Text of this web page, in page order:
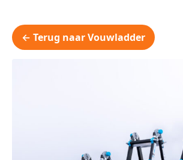
← Terug naar Vouwladder